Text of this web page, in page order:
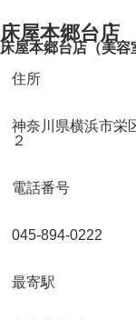
床屋本郷台店
床屋本郷台店（美容
住所
神奈川県横浜市栄
２
電話番号
045-894-0222
最寄駅